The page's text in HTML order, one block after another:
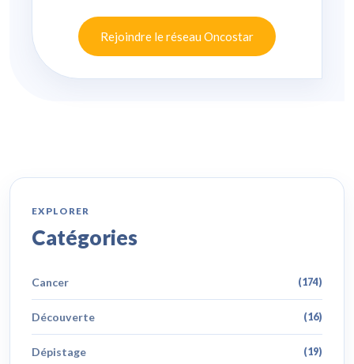
Rejoindre le réseau Oncostar
EXPLORER
Catégories
Cancer (174)
Découverte (16)
Dépistage (19)